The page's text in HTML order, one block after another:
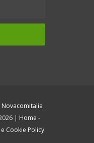
Novacomitalia
| Home -
e Cookie Policy